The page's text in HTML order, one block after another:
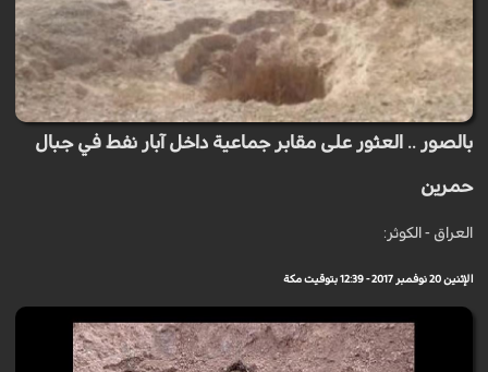
بالصور .. العثور على مقابر جماعية داخل آبار نفط في جبال
حمرين
العراق - الكوثر:
الإثنين 20 نوفمبر 2017 - 12:39 بتوقيت مكة